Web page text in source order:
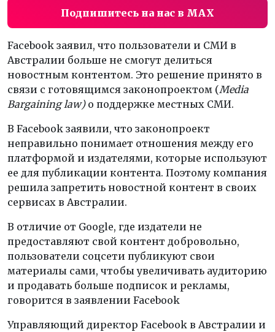
Подпишитесь на нас в MAX
Facebook заявил, что пользователи и СМИ в
Австралии больше не смогут делиться
новостным контентом. Это решение принято в
связи с готовящимся законопроектом (Media
Bargaining law)о поддержке местных СМИ.
В Facebook заявили, что законопроект
неправильно понимает отношения между его
платформой и издателями, которые используют
ее для публикации контента. Поэтому компания
решила запретить новостной контент в своих
сервисах в Австралии.
В отличие от Google, где издатели не
предоставляют свой контент добровольно,
пользователи соцсети публикуют свои
материалы сами, чтобы увеличивать аудиторию
и продавать больше подписок и рекламы,
говорится в заявлении Facebook
Управляющий директор Facebook в Австралии и